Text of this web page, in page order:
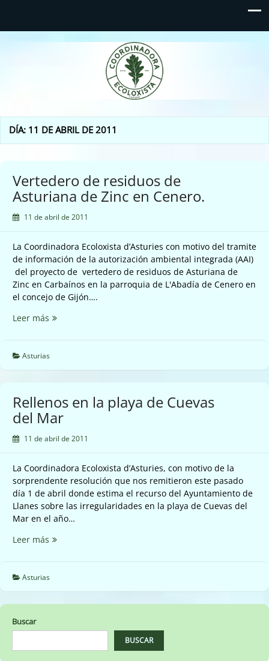
Coordinadora Ecoloxista
d'Asturies
DÍA: 11 DE ABRIL DE 2011
Vertedero de residuos de
Asturiana de Zinc en Cenero.
11 de abril de 2011
La Coordinadora Ecoloxista d’Asturies con motivo del tramite
de información de la autorización ambiental integrada (AAI)
del proyecto de vertedero de residuos de Asturiana de
Zinc en Carbaínos en la parroquia de L'Abadía de Cenero en
el concejo de Gijón….
Leer más Vertedero
de
Asturiana
en
Cenero.
Asturias
Rellenos en la playa de Cuevas
del Mar
11 de abril de 2011
La Coordinadora Ecoloxista d’Asturies, con motivo de la
sorprendente resolución que nos remitieron este pasado
día 1 de abril donde estima el recurso del Ayuntamiento de
Llanes sobre las irregularidades en la playa de Cuevas del
Mar en el año…
Leer más Rellenos
playa
de
Cuevas
Asturias
Buscar
BUSCAR